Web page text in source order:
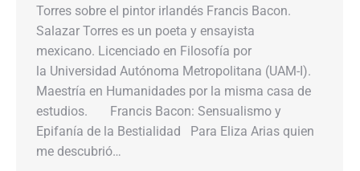
Torres sobre el pintor irlandés Francis Bacon.
Salazar Torres es un poeta y ensayista
mexicano. Licenciado en Filosofía por
la Universidad Autónoma Metropolitana (UAM-I).
Maestría en Humanidades por la misma casa de
estudios. Francis Bacon: Sensualismo y
Epifanía de la Bestialidad Para Eliza Arias quien
me descubrió…